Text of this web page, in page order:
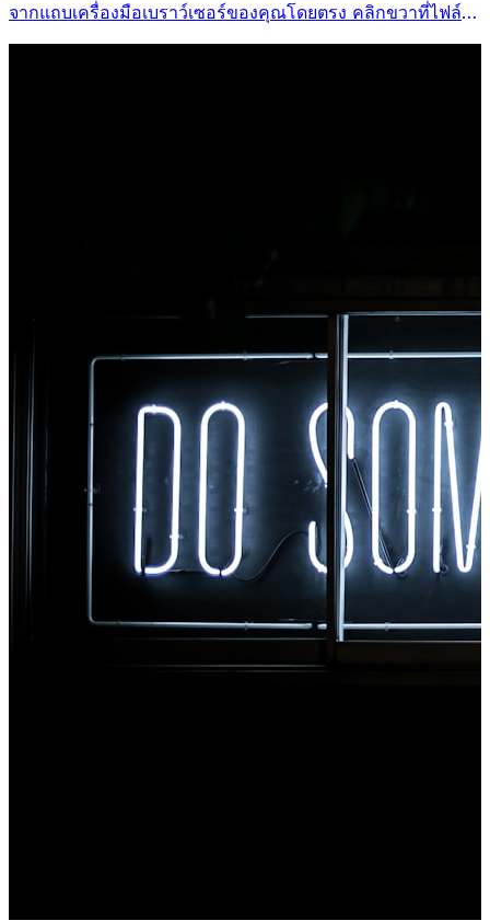
จากแถบเครื่องมือเบราว์เซอร์ของคุณโดยตรง คลิกขวาที่ไฟล์ใด
ก็ได้ที่จะแปลง เข้าถึงเครื่องมือทั้งหมดได้ทันทีจาก Chrome